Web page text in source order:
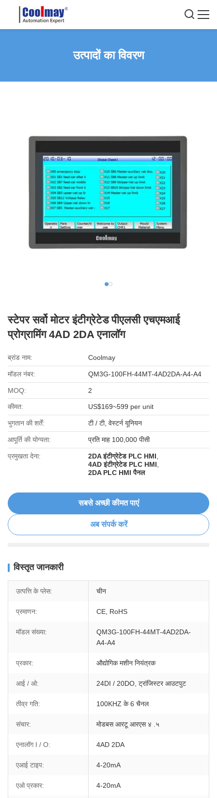
उत्पादों का विवरण
स्टेपर सर्वो मोटर इंटीग्रेटेड पीएलसी एचएमआई
प्रोग्रामिंग 4AD 2DA एनालॉग
ब्रांड नाम: Coolmay
मॉडल नंबर: QM3G-100FH-44MT-4AD2DA-A4-A4
MOQ: 2
कीमत: US$169~599 per unit
भुगतान की शर्तें: टी / टी, वेस्टर्न यूनियन
आपूर्ति की योग्यता: प्रति माह 100,000 पीसी
प्रमुखता देना: 2DA इंटीग्रेटेड PLC HMI
4AD इंटीग्रेटेड PLC HMI
2DA PLC HMI पैनल
सबसे अच्छी कीमत पाएं
अब संपर्क करें
विस्तृत जानकारी
उत्पत्ति के प्लेस: चीन
प्रमाणन: CE, RoHS
मॉडल संख्या:
QM3G-100FH-44MT-4AD2DA-
A4-A4
प्रकार: औद्योगिक मशीन नियंत्रक
आई / ओ: 24DI / 20DO, ट्रांजिस्टर आउटपुट
तीव्र गति: 100KHZ के 6 चैनल
संचार: मोडबस आरटू आरएस ४ .५
एनालॉग I / O: 4AD 2DA
एआई टाइप: 4-20mA
एओ प्रकार: 4-20mA